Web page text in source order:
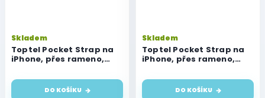
Toptel Pocket Strap na
iPhone, přes rameno,
Skladem
DO KOŠÍKU
Toptel Pocket Strap na
iPhone, přes rameno,
Skladem
DO KOŠÍKU